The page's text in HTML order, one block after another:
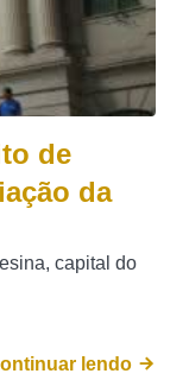
de
da
capital do
lendo